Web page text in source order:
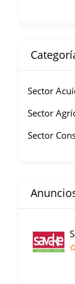
Sector
Sector
Sector